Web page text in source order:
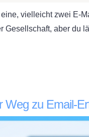
vielleicht zwei E-
Gesellschaft, aber du
Weg zu Email-